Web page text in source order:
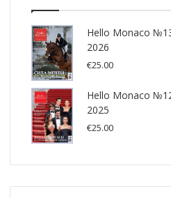
Hello Monaco
2026
€25.00
Hello Monaco
2025
€25.00